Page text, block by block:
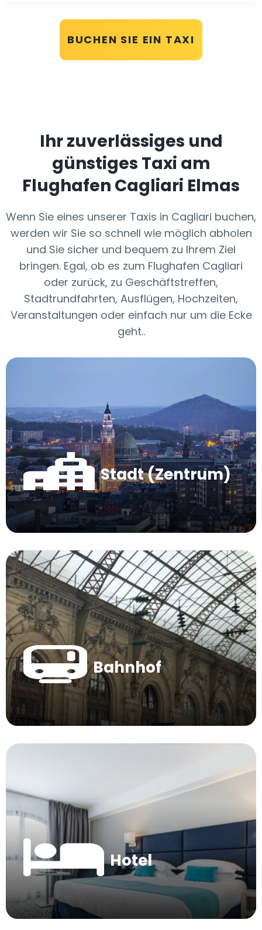
BUCHEN SIE EIN TAXI
Ihr zuverlässiges und
günstiges Taxi am
Flughafen Cagliari Elmas
Wenn Sie eines unserer Taxis in Cagliari buchen,
werden wir Sie so schnell wie möglich abholen
und Sie sicher und bequem zu Ihrem Ziel
bringen. Egal, ob es zum Flughafen Cagliari
oder zurück, zu Geschäftstreffen,
Stadtrundfahrten, Ausflügen, Hochzeiten,
Veranstaltungen oder einfach nur um die Ecke
geht..
Stadt (Zentrum)
Bahnhof
Hotel